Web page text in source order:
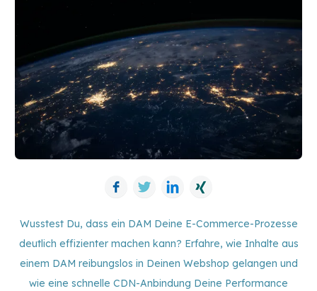
Facebook
Twitter LinkedIn
Wusstest Du, dass ein DAM Deine E-Commerce-Prozesse
deutlich effizienter machen kann? Erfahre, wie Inhalte aus
einem DAM reibungslos in Deinen Webshop gelangen und
wie eine schnelle CDN-Anbindung Deine Performance